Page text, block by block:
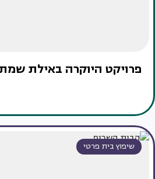
פרויקט היוקרה באילת
שיפוץ בית פרטי